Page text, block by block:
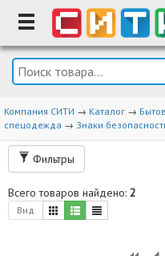
Компания СИТИ → Каталог →
спецодежда → Знаки
Фильтры
Всего товаров найдено: 2
Вид